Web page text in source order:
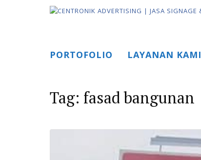
PORTOFOLIO LAYANAN KAMI
Tag: fasad bangunan